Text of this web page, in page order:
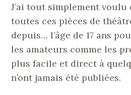
J’ai tout simplement
toutes ces pièces de
depuis… l’âge de 17 ans
les amateurs comme les
plus facile et direct à
n’ont jamais été publiées.